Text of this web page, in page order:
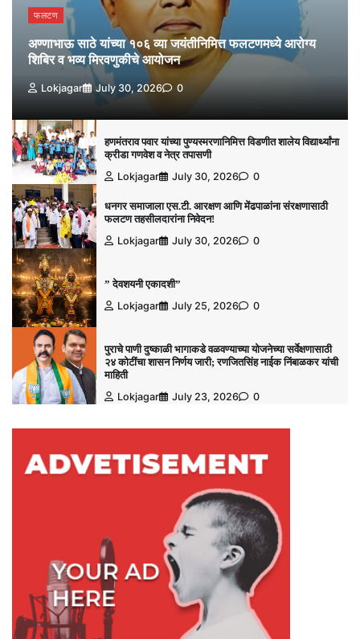
फलटण
अण्णाभाऊ साठे यांच्या १०६ व्या जयंतीनिमित्त फलटणमध्ये आरोग्य
शिबिर व भव्य मिरवणुकीचे आयोजन
Lokjagar July 30, 2026 0
हणमंतराव पवार यांच्या पुण्यस्मरणानिमित्त विडणीत शालेय विद्यार्थ्यांना
क्रीडा गणवेश व नेत्र तपासणी
Lokjagar
July 30, 2026 0
धनगर समाजाला एस.टी. आरक्षण आणि मेंढपाळांना संरक्षणासाठी
फलटण तहसीलदारांना निवेदन!
Lokjagar
July 30, 2026 0
” देवशयनी एकादशी”
Lokjagar
July 25, 2026 0
पुराचे पाणी दुष्काळी भागाकडे वळवण्याच्या योजनेच्या सर्वेक्षणासाठी
२४ कोटींचा शासन निर्णय जारी; रणजितसिंह नाईक निंबाळकर यांची
माहिती
Lokjagar
July 23, 2026 0